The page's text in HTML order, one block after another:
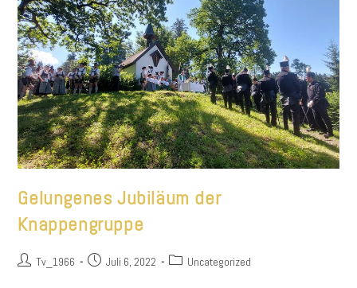
Gelungenes Jubiläum der
Knappengruppe
Beitrags-Tv_1966
BeitragJuli 6, 2022
Beitrags-Uncategorized